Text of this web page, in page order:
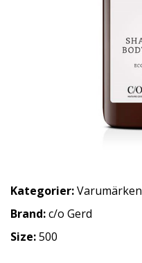
Kategorier:Varumärken
Brand:c/o Gerd
Size:500